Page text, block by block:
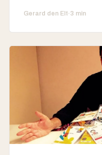
Gerard den Elt·3 min